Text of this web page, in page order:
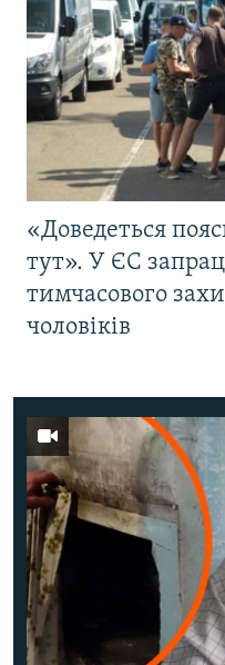
«Доведеться
тут». У ЄС
тимчасового
чоловіків